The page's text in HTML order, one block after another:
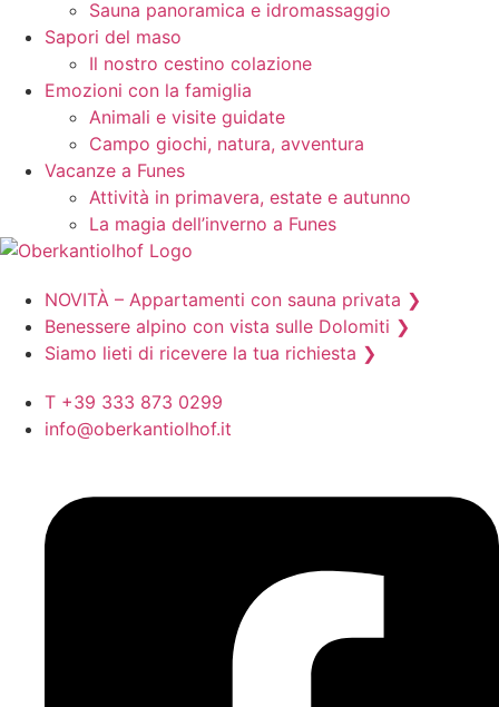
Sauna panoramica e idromassaggio
Sapori del maso
Il nostro cestino colazione
Emozioni con la famiglia
Animali e visite guidate
Campo giochi, natura, avventura
Vacanze a Funes
Attività in primavera, estate e autunno
La magia dell’inverno a Funes
NOVITÀ – Appartamenti con sauna privata ❯
Benessere alpino con vista sulle Dolomiti ❯
Siamo lieti di ricevere la tua richiesta ❯
T +39 333 873 0299
info@oberkantiolhof.it